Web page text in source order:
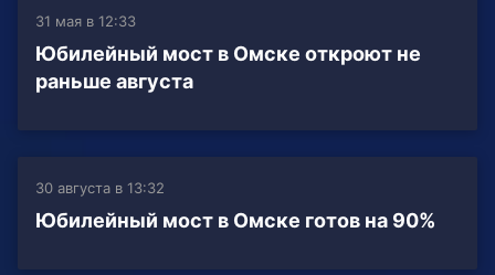
31 мая в 12:33
Юбилейный мост в Омске откроют не
раньше августа
30 августа в 13:32
Юбилейный мост в Омске готов на 90%